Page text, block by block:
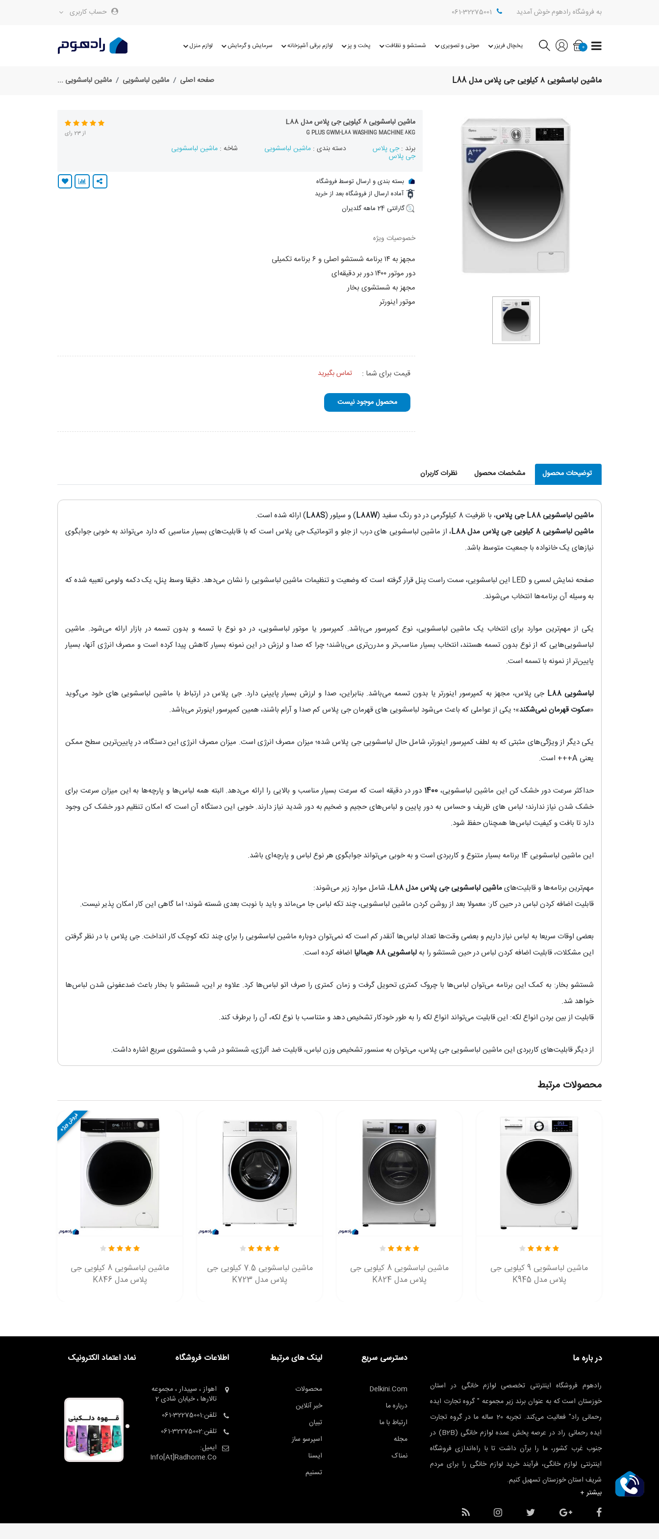
به فروشگاه رادهوم خوش آمدید 061-32275001 حساب کاربری
یخچال فریزر صوتی و تصویری شستشو و نظافت پخت و پز لوازم برقی آشپزخانه سرمایش و گرمایش لوازم منزل 0
ماشین لباسشویی ۸ کیلویی جی پلاس مدل L88 صفحه اصلی ماشین لباسشویی ماشین لباسشویی ...
ماشین لباسشویی ۸ کیلویی جی پلاس مدل L88
G PLUS GWM-L88 WASHING MACHINE 8KG
برند :جی پلاس دسته بندی : ماشین لباسشویی شاخه : ماشین لباسشویی
جی پلاس
از 23 رای
بسته بندی و ارسال توسط فروشگاه
آماده ارسال از فروشگاه بعد از خرید
گارانتی 24 ماهه گلدیران
خصوصیات ویژه
مجهز به ۱۴ برنامه شستشو اصلی و ۶ برنامه تکمیلی
دور موتور ۱۴۰۰ دور بر دقیقه‌ای
مجهز به شستشوی بخار
موتور اینورتر
قیمت برای شما : تماس بگیرید
محصول موجود نیست
توضیحات محصول مشخصات محصول نظرات کاربران
ماشین لباسشویی L88 جی پلاس ، با ظرفیت 8 کیلوگرمی در دو رنگ سفید ( L88W) و سیلور (L88S) ارائه شده است.
ماشین لباسشویی 8 کیلویی جی پلاس مدل L88
، از ماشین لباسشویی‌ های درب از جلو و اتوماتیک جی پلاس است که با قابلیت‌های بسیار مناسبی که دارد می‌تواند به خوبی جوابگوی
نیازهای یک خانواده با جمعیت متوسط باشد.
صفحه نمایش لمسی و LED این لباسشویی، سمت راست پنل قرار گرفته است که وضعیت و تنظیمات ماشین لباسشویی را نشان می‌دهد. دقیقا وسط پنل، یک دکمه ولومی تعبیه شده که
به وسیله آن برنامه‌ها انتخاب می‌شوند.
یکی از مهم‌ترین موارد برای انتخاب یک ماشین لباسشویی، نوع کمپرسور می‌باشد. کمپرسور یا موتور لباسشویی، در دو نوع با تسمه و بدون تسمه در بازار ارائه می‌شود. ماشین
لباسشویی‌هایی که از نوع بدون تسمه هستند، انتخاب بسیار مناسب‌تر و مدرن‌تری می‌باشند؛ چرا که صدا و لرزش در این نمونه بسیار کاهش پیدا کرده است و مصرف انرژی آنها، بسیار
پایین‌تر از نمونه با تسمه است.
لباسشویی L88
جی پلاس، مجهز به کمپرسور اینورتر یا بدون تسمه می‌باشد. بنابراین، صدا و لرزش بسیار پایینی دارد. جی پلاس در ارتباط با ماشین لباسشویی های خود می‌گوید
«سکوت قهرمان نمی‌شکند»؛ یکی از عواملی که باعث می‌شود لباسشویی های قهرمان جی پلاس کم صدا و آرام باشند، همین کمپرسور اینورتر می‌باشد.
یکی دیگر از ویژگی‌های مثبتی که به لطف کمپرسور اینورتر، شامل حال لباسشویی جی پلاس شده؛ میزان مصرف انرژی است. میزان مصرف انرژی این دستگاه، در پایین‌ترین سطح ممکن
یعنی A+++ است.
حداکثر سرعت دور خشک کن این ماشین لباسشویی، 1400 دور در دقیقه است که سرعت بسیار مناسب و بالایی را ارائه می‌دهد. البته همه لباس‌ها و پارچه‌ها به این میزان سرعت برای
خشک شدن نیاز ندارند؛ لباس های ظریف و حساس به دور پایین و لباس‌های حجیم و ضخیم به دور شدید نیاز دارند. خوبی این دستگاه آن است که امکان تنظیم دور خشک کن وجود
دارد تا بافت و کیفیت لباس‌ها همچنان حفظ شود.
این ماشین لباسشویی 14 برنامه بسیار متنوع و کاربردی است و به خوبی می‌تواند جوابگوی هر نوع لباس و پارچه‌ای باشد.
مهم‌‌ترین برنامه‌ها و قابلیت‌هایماشین لباسشویی جی پلاس مدل L88
، شامل موارد زیر می‌شوند:
قابلیت اضافه کردن لباس در حین کار: معمولا بعد از روشن کردن ماشین لباسشویی، چند تکه لباس جا می‌ماند و باید با نوبت بعدی شسته شوند؛ اما گاهی این کار امکان پذیر نیست.
بعضی اوقات سریعا به لباس نیاز داریم و بعضی وقت‌ها تعداد لباس‌ها آنقدر کم است که نمی‌توان دوباره ماشین لباسشویی را برای چند تکه کوچک کار انداخت. جی پلاس با در نظر گرفتن
این مشکلات، قابلیت اضافه کردن لباس در حین شستشو را به لباسشویی 88 هیمالیا اضافه کرده است.
شستشو بخار: به کمک این برنامه می‌توان لباس‌ها با چروک کمتری تحویل گرفت و زمان کمتری را صرف اتو لباس‌ها کرد. علاوه بر این، شستشو با بخار باعث ضدعفونی شدن لباس‌ها
خواهد شد.
قابلیت از بین بردن انواع لکه: این قابلیت می‌تواند انواع لکه را به طور خودکار تشخیص دهد و متناسب با نوع لکه، آن را برطرف کند.
از دیگر قابلیت‌های کاربردی این ماشین لباسشویی جی پلاس، می‌توان به سنسور تشخیص وزن لباس، قابلیت ضد آلرژی، شستشو در شب و شستشوی سریع اشاره داشت.
محصولات مرتبط
فروش ویژه
ماشین لباسشویی 8 کیلویی جی
پلاس مدل K846
ماشین لباسشویی 7.5 کیلویی جی
پلاس مدل K723
ماشین لباسشویی 8 کیلویی جی
پلاس مدل K824
ماشین لباسشویی 9 کیلویی جی
پلاس مدل K945
در باره ما
رادهوم فروشگاه اینترنتی تخصصی لوازم خانگی در استان
خوزستان است که به عنوان برند زیر مجموعه " گروه تجارت ایده
رحمانی راد" فعالیت می‌کند. تجربه 20 ساله ما در گروه تجارت
ایده رحمانی راد در عرصه پخش عمده لوازم خانگی (B2B) در
جنوب غرب کشور، ما را برآن داشت تا با راه‌اندازی فروشگاه
اینترنتی لوازم خانگی، فرآیند خرید لوازم خانگی را برای مردم
شریف استان خوزستان تسهیل کنیم.
بیشتر +
دسترسی سریع
Delkini.com
درباره ما
ارتباط با ما
مجله
نمناک
لینک های مرتبط
محصولات
خبر آنلاین
تبیان
اسپرسو ساز
ایسنا
تسنیم
اطلاعات فروشگاه
اهواز ، سپیدار ، مجموعه
تالارها ، خیابان شادی 2
تلفن:32275001-061
تلفن:32275002-061
ایمیل:
Info[at]radhome.co
نماد اعتماد الکترونیک